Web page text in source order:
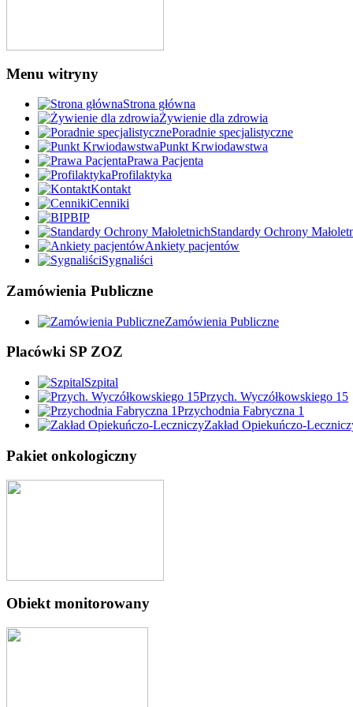
Menu witryny
Strona główna
Żywienie dla zdrowia
Poradnie specjalistyczne
Punkt Krwiodawstwa
Prawa Pacjenta
Profilaktyka
Kontakt
Cenniki
BIP
Standardy Ochrony
Ankiety pacjentów
Sygnaliści
Zamówienia Publiczne
Zamówienia Publiczne
Placówki SP ZOZ
Szpital
Przych. Wyczółkowskiego 15
Przychodnia Fabryczna 1
Zakład Opiekuńczo-
Pakiet onkologiczny
Obiekt monitorowany